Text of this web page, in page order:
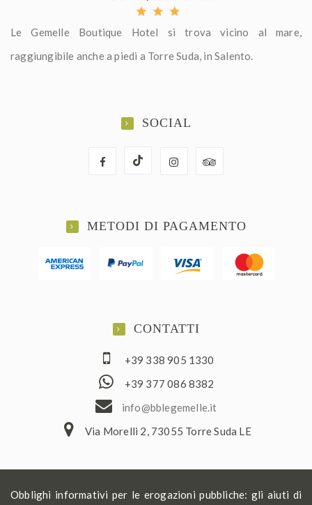
Le Gemelle Boutique Hotel si trova vicino al mare,
raggiungibile anche a piedi a Torre Suda, in Salento.
SOCIAL
METODI DI PAGAMENTO
CONTATTI
+39 338 905 1330
+39 377 086 8382
ti.el
lemeg
elbb@
ofni
Via Morelli 2, 73055 Torre Suda LE
Obblighi informativi per le erogazioni pubbliche: gli aiuti di